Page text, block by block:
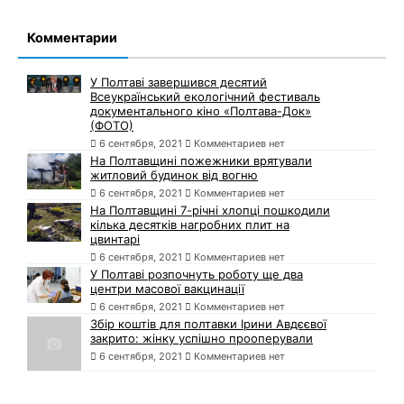
Комментарии
У Полтаві завершився десятий
Всеукраїнський екологічний фестиваль
документального кіно «Полтава-Док»
(ФОТО)
6 сентября, 2021 Комментариев нет
На Полтавщині пожежники врятували
житловий будинок від вогню
6 сентября, 2021 Комментариев нет
На Полтавщині 7-річні хлопці пошкодили
кілька десятків нагробних плит на
цвинтарі
6 сентября, 2021 Комментариев нет
У Полтаві розпочнуть роботу ще два
центри масової вакцинації
6 сентября, 2021 Комментариев нет
Збір коштів для полтавки Ірини Авдєєвої
закрито: жінку успішно прооперували
6 сентября, 2021 Комментариев нет